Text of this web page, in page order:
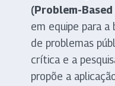
(Problem-
em equipe para a
de problemas
crítica e a
propõe a